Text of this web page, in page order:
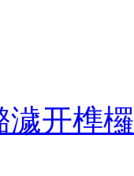
开榫